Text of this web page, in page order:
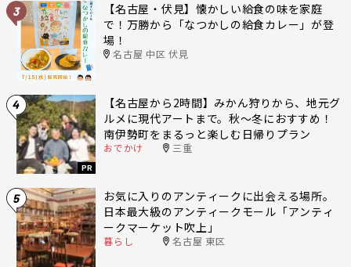
3
【名古屋・伏見】懐かしい給食の味を家庭
で！万勝から「なつかしの給食カレー」が登
場！
名古屋 中区 伏見
4
PR
【名古屋から2時間】みかん狩りから、地元グ
ルメに現代アートまで。秋〜冬におすすめ！
南伊勢町をまるっと楽しむ日帰りプラン
おでかけ 三重
5
お気に入りのアンティークに出会える場所。
日本最大級のアンティークモール「アンティ
ークマーケット吹上」
暮らし 名古屋 東区